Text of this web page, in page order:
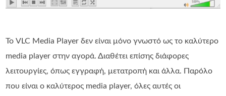
Το VLC Media Player δεν είναι μόνο γνωστό ως το καλύτερο
media player στην αγορά. Διαθέτει επίσης διάφορες
λειτουργίες, όπως εγγραφή, μετατροπή και άλλα. Παρόλο
που είναι ο καλύτερος media player, όλες αυτές οι